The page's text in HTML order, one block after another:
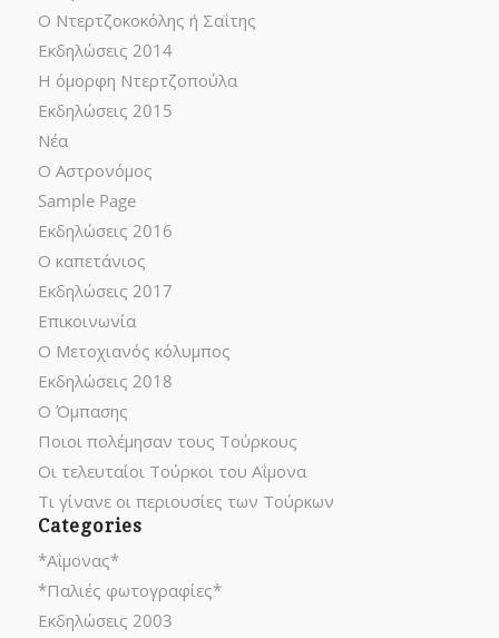
Ο Ντερτζοκοκόλης ή Σαΐτης
Εκδηλώσεις 2014
Η όμορφη Ντερτζοπούλα
Εκδηλώσεις 2015
Νέα
Ο Αστρονόμος
Sample Page
Εκδηλώσεις 2016
Ο καπετάνιος
Εκδηλώσεις 2017
Επικοινωνία
Ο Μετοχιανός κόλυμπος
Εκδηλώσεις 2018
Ο Όμπασης
Ποιοι πολέμησαν τους Τούρκους
Οι τελευταίοι Τούρκοι του Αΐμονα
Τι γίνανε οι περιουσίες των Τούρκων
Categories
*Αΐμονας*
*Παλιές φωτογραφίες*
Εκδηλώσεις 2003